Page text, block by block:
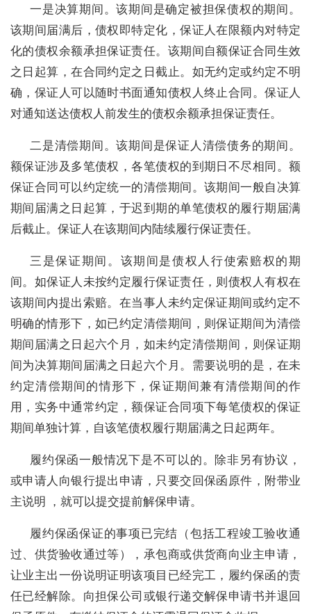
一是决算期间。该期间是确定被担保债权的期间。
该期间届满后，债权即特定化，保证人在限额内对特定
化的债权余额承担保证责任。该期间自额保证合同生效
之日起算，在合同约定之日截止。如无约定或约定不明
确，保证人可以随时书面通知债权人终止合同。保证人
对通知送达债权人前发生的债权余额承担保证责任。
二是清偿期间。该期间是保证人清偿债务的期间。
额保证涉及多笔债权，各笔债权的到期日不尽相同。额
保证合同可以约定统一的清偿期间。该期间一般自决算
期间届满之日起算，于迟到期的单笔债权的履行期届满
后截止。保证人在该期间内陆续履行保证责任。
三是保证期间。该期间是债权人行使索赔权的期
间。如保证人未按约定履行保证责任，则债权人有权在
该期间内提出索赔。在当事人未约定保证期间或约定不
明确的情形下，如已约定清偿期间，则保证期间为清偿
期间届满之日起六个月，如未约定清偿期间，则保证期
间为决算期间届满之日起六个月。需要说明的是，在未
约定清偿期间的情形下，保证期间兼有清偿期间的作
用，实务中通常约定，额保证合同项下每笔债权的保证
期间单独计算，自该笔债权履行期届满之日起两年。
履约保函一般情况下是不可以的。除非另有协议，
或申请人向银行提出申请，只要交回保函原件，附带业
主说明 ，就可以提交提前解保申请。
履约保函保证的事项已完结（包括工程竣工验收通
过、供货验收通过等），承包商或供货商向业主申请，
让业主出一份说明证明该项目已经完工，履约保函的责
任已经解除。向担保公司或银行递交解保申请书并退回